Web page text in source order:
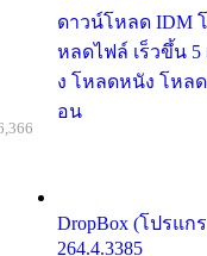
ดาวน์โหลด IDM โ
หลดไฟล์ เร็วขึ้น 5
ง โหลดหนัง โหลด
อน
DropBox (โปรแก
264.4.3385